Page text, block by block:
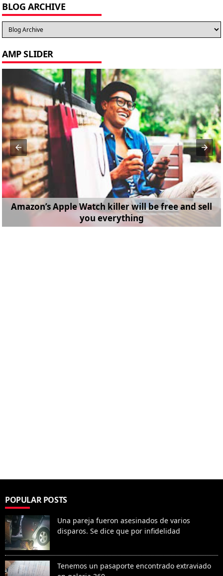
BLOG ARCHIVE
AMP SLIDER
Amazon’s Apple Watch killer will be free and sell
you everything
POPULAR POSTS
Una pareja fueron asesinados de varios
disparos. Se dice que por infidelidad
Tenemos un pasaporte encontrado extraviado